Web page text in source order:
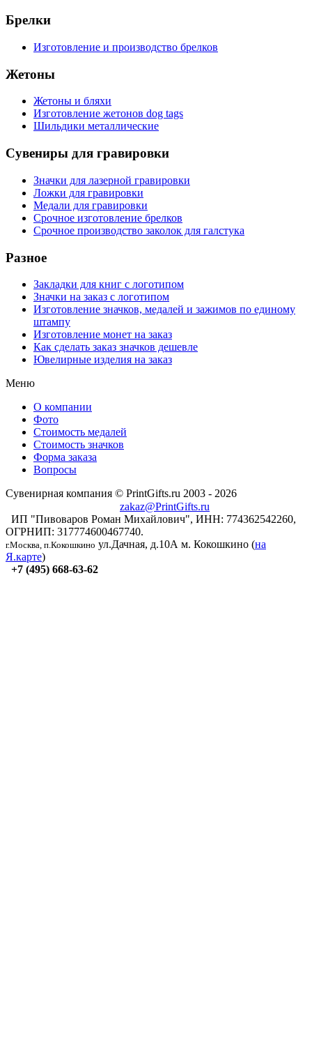
Брелки
Изготовление и производство брелков
Жетоны
Жетоны и бляхи
Изготовление жетонов dog tags
Шильдики металлические
Сувениры для гравировки
Значки для лазерной гравировки
Ложки для гравировки
Медали для гравировки
Срочное изготовление брелков
Срочное производство заколок для галстука
Разное
Закладки для книг с логотипом
Значки на заказ с логотипом
Изготовление значков, медалей и зажимов по единому
штампу
Изготовление монет на заказ
Как сделать заказ значков дешевле
Ювелирные изделия на заказ
Меню
О компании
Фото
Стоимость медалей
Стоимость значков
Форма заказа
Вопросы
Сувенирная компания © PrintGifts.ru 2003 - 2026
zakaz@PrintGifts.ru
ИП "Пивоваров Роман Михайлович", ИНН: 774362542260,
ОГРНИП: 317774600467740.
г.Москва, п.Кокошкино ул.Дачная, д.10А м. Кокошкино (на
Я.карте)
+7 (495) 668-63-62